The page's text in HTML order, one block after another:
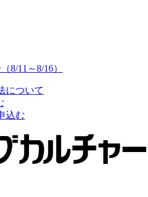
8/11～8/16）
について
込む